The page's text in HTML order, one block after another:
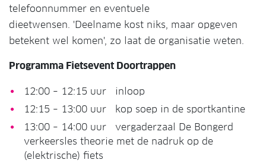
telefoonnummer en eventuele
dieetwensen. 'Deelname kost niks, maar opgeven
betekent wel komen', zo laat de organisatie weten.
Programma Fietsevent Doortrappen
12:00 – 12:15 uur inloop
12:15 – 13:00 uur kop soep in de sportkantine
13:00 – 14:00 uur vergaderzaal De Bongerd
verkeersles theorie met de nadruk op de
(elektrische) fiets